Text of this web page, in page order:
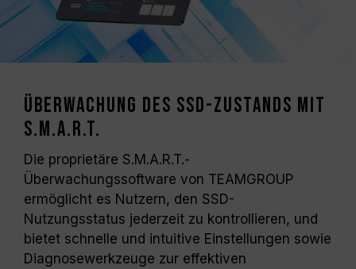
Überwachung des SSD-Zustands mit
S.M.A.R.T.
Die proprietäre S.M.A.R.T.-
Überwachungssoftware von TEAMGROUP
ermöglicht es Nutzern, den SSD-
Nutzungsstatus jederzeit zu kontrollieren, und
bietet schnelle und intuitive Einstellungen sowie
Diagnosewerkzeuge zur effektiven